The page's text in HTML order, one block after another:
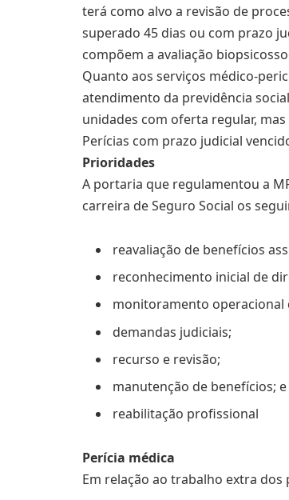
terá como alvo a revisão de
superado 45 dias ou com prazo
compõem a avaliação
Quanto aos serviços médico-
atendimento da previdência
unidades com oferta regular,
Perícias com prazo judicial
Prioridades
A portaria que regulamentou a
carreira de Seguro Social os
reavaliação de benefícios
reconhecimento inicial de
monitoramento operacional
demandas judiciais;
recurso e revisão;
manutenção de benefícios; e
reabilitação profissional
Perícia médica
Em relação ao trabalho extra